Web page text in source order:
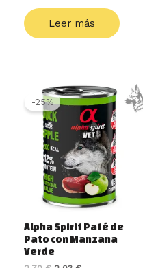
Leer más
-25%
Alpha Spirit Paté de
Pato con Manzana
Verde
El
precio
original
era:
2.70 €.
El
precio
actual
es:
2.03 €.